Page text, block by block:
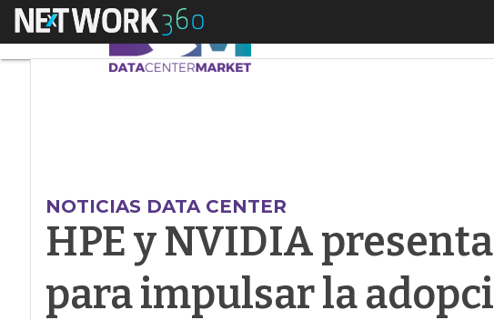
Menú HPE y NVIDIA presentan
NOTICIAS DATA CENTER
HPE y NVIDIA
para impulsar la